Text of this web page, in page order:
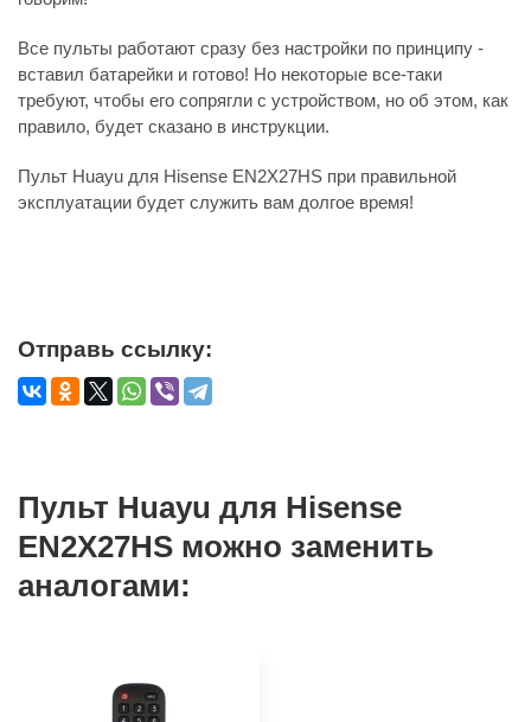
Все пульты работают сразу без настройки по принципу -
вставил батарейки и готово! Но некоторые все-таки
требуют, чтобы его сопрягли с устройством, но об этом, как
правило, будет сказано в инструкции.
Пульт Huayu для Hisense EN2X27HS при правильной
эксплуатации будет служить вам долгое время!
Отправь ссылку:
Пульт Huayu для Hisense
EN2X27HS можно заменить
аналогами: